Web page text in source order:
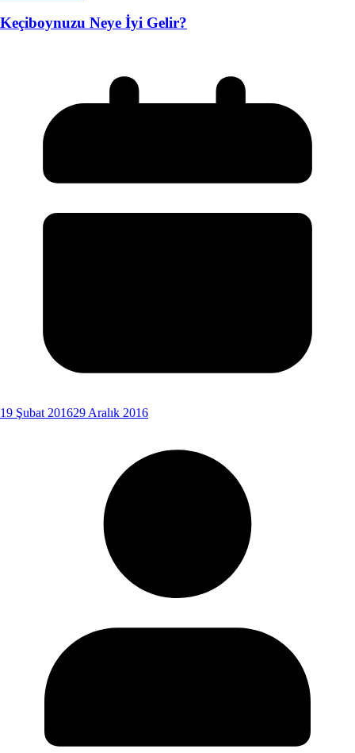
Keçiboynuzu Neye İyi Gelir?
19 Şubat 201629 Aralık 2016